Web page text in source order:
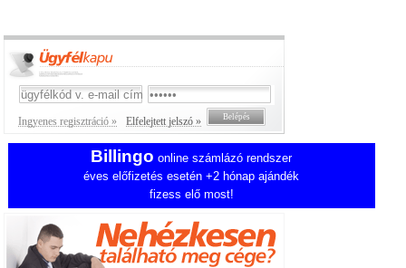
Ingyenes regisztráció » Elfelejtett jelszó »
Billingo online számlázó rendszer
éves előfizetés esetén +2 hónap ajándék
fizess elő most!